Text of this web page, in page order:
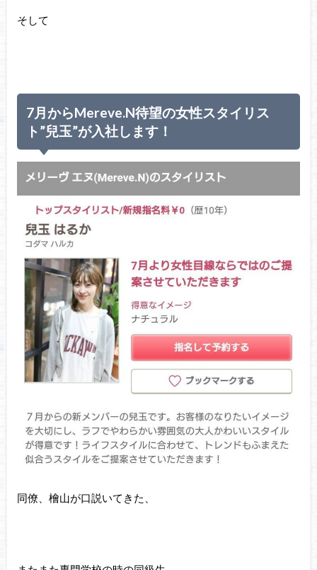
そして
7月からMereve.N待望の女性スタイリス
ト”兒玉”が入社します！
同僚、檜山が口説いてきた、